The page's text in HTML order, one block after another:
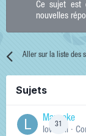
Ce sujet est
nouvelles
Aller sur la liste des
Sujets
31
Manneke
lowskill ·